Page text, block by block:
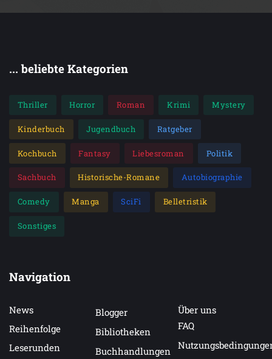
Die ganze Serie:
Band 1: Elbnächte. Die Lichter über St. Pauli, April
Band 2: Elbnächte. Schatten über St. Pauli, November
2025
... beliebte Kategorien
Thriller Horror Roman Krimi Mystery
Kinderbuch Jugendbuch Ratgeber
Kochbuch Fantasy Liebesroman Politik
Sachbuch Historische-Romane Autobiographie
Comedy Manga SciFi Belletristik
Sonstiges
Navigation
News
Reihenfolge
Leserunden
Blogger
Bibliotheken
Buchhandlungen
Über uns
FAQ